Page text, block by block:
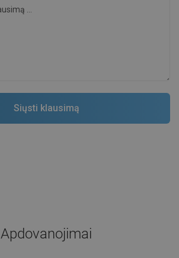
Apdovanojimai